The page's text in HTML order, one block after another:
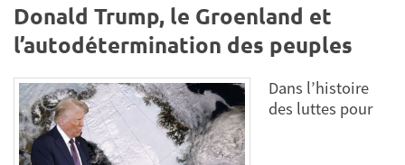
Donald Trump, le Groenland et
l’autodétermination des peuples
Dans l’histoire
des luttes pour